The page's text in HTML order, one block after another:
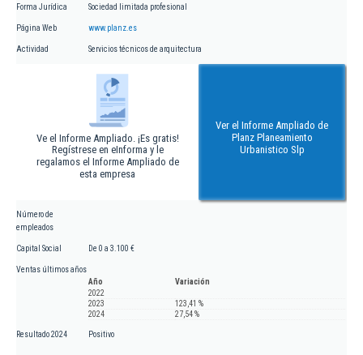
Forma Jurídica Sociedad limitada profesional
Página Web www.planz.es
Actividad Servicios técnicos de arquitectura
Ve el Informe Ampliado. ¡Es gratis!
Regístrese en eInforma y le
regalamos el Informe Ampliado de
esta empresa
Ver el Informe Ampliado de
Planz Planeamiento
Urbanistico Slp
Número de
empleados
Capital Social De 0 a 3.100 €
Ventas últimos años
Año
Variación
2022
2023
123,41 %
2024
27,54 %
Resultado 2024 Positivo